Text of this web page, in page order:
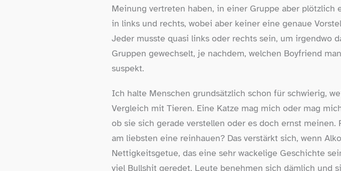
Meinung vertreten haben, in einer Gruppe aber plötzlich
in links und rechts, wobei aber keiner eine genaue
Jeder musste quasi links oder rechts sein, um irgendwo
Gruppen gewechselt, je nachdem, welchen Boyfriend
suspekt.
Ich halte Menschen grundsätzlich schon für schwierig,
Vergleich mit Tieren. Eine Katze mag mich oder mag
ob sie sich gerade verstellen oder es doch ernst
am liebsten eine reinhauen? Das verstärkt sich, wenn
Nettigkeitsgetue, das eine sehr wackelige Geschichte
viel Bullshit geredet, Leute benehmen sich dämlich und